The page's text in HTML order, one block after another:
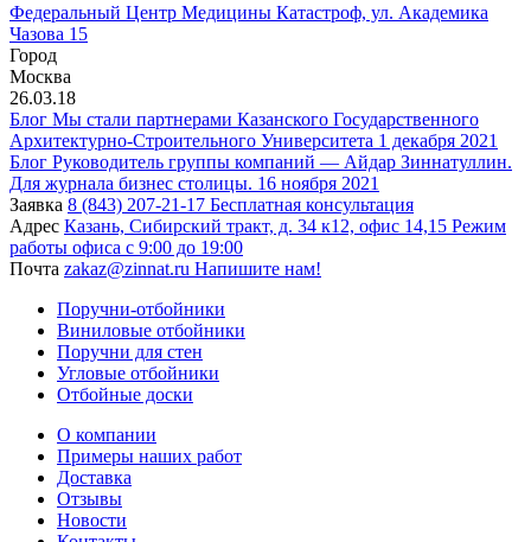
Федеральный Центр Медицины Катастроф, ул. Академика
Чазова 15
Город
Москва
26.03.18
Блог Мы стали партнерами Казанского Государственного
Архитектурно-Строительного Университета 1 декабря 2021
Блог Руководитель группы компаний — Айдар Зиннатуллин.
Для журнала бизнес столицы. 16 ноября 2021
Заявка 8 (843) 207-21-17 Бесплатная консультация
Адрес Казань, Сибирский тракт, д. 34 к12, офис 14,15 Режим
работы офиса с 9:00 до 19:00
Почта zakaz@zinnat.ru Напишите нам!
Поручни-отбойники
Виниловые отбойники
Поручни для стен
Угловые отбойники
Отбойные доски
О компании
Примеры наших работ
Доставка
Отзывы
Новости